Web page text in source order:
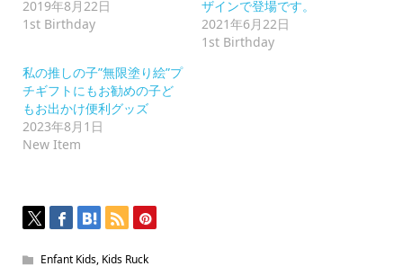
し
て
く
い
(新
し
い
ウ
ィ
ン
ド
ま
す)
2019年8月22日
1st Birthday
ザインで登場です。
2021年6月22日
1st Birthday
私の推しの子”無限塗り絵”プ
チギフトにもお勧めの子ど
もお出かけ便利グッズ
2023年8月1日
New Item
Enfant Kids, Kids Ruck